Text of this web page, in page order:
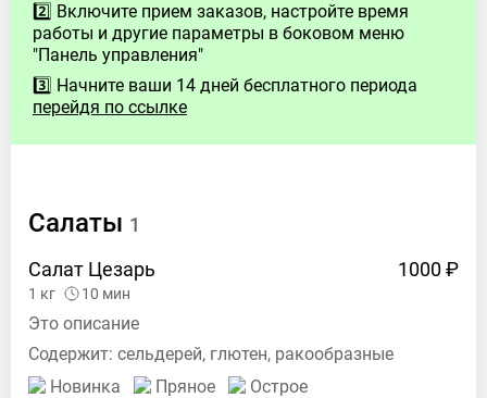
2️⃣ Включите прием заказов, настройте время
работы и другие параметры в боковом меню
"Панель управления"
3️⃣ Начните ваши 14 дней бесплатного периода
перейдя по ссылке
Салаты 1
Салат Цезарь 1000 ₽
1 кг 10 мин
Это описание
Содержит: сельдерей, глютен, ракообразные
Новинка
Пряное Острое